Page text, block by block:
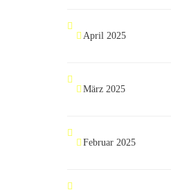
April 2025
März 2025
Februar 2025